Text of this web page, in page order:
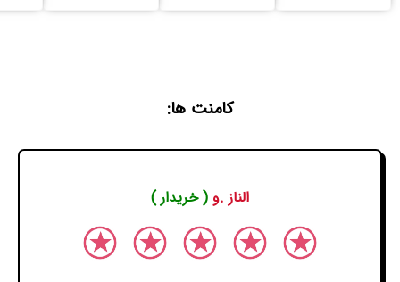
کامنت ها:
الناز .و ( خریدار )